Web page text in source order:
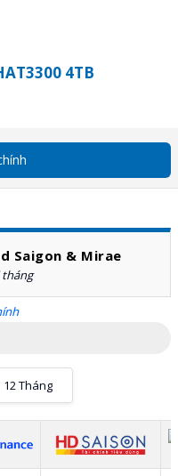
4TB
Saigon & Mirae
tháng
12 Tháng